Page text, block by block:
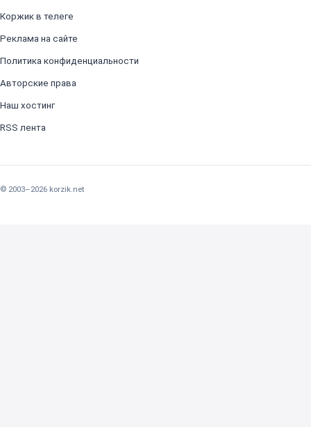
Коржик в телеге
Реклама на сайте
Политика конфиденциальности
Авторские права
Наш хостинг
RSS лента
© 2003–2026 korzik.net